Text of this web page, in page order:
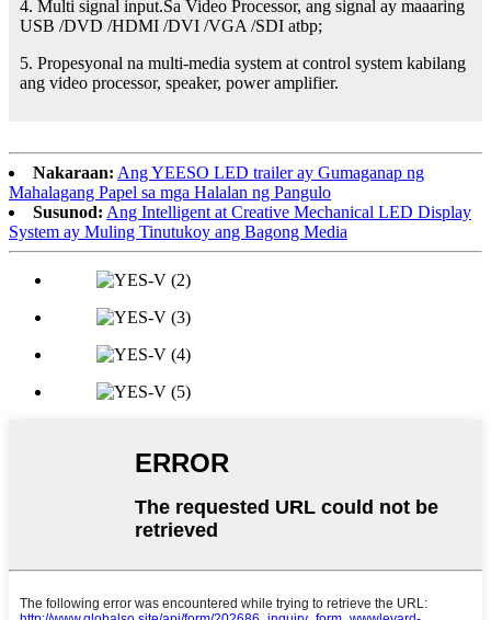
4. Multi signal input.Sa Video Processor, ang signal ay maaaring
USB /DVD /HDMI /DVI /VGA /SDI atbp;
5. Propesyonal na multi-media system at control system kabilang
ang video processor, speaker, power amplifier.
Nakaraan: Ang YEESO LED trailer ay Gumaganap ng
Mahalagang Papel sa mga Halalan ng Pangulo
Susunod: Ang Intelligent at Creative Mechanical LED Display
System ay Muling Tinutukoy ang Bagong Media